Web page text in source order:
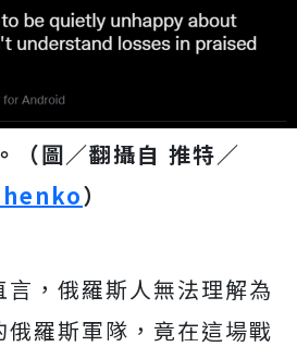
（圖／翻攝自 推特／
）
，俄羅斯人無法理解為
羅斯軍隊，竟在這場戰